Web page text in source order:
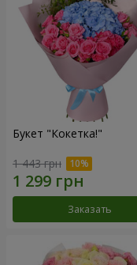
Букет "Кокетка!"
1 443 грн
Заказать